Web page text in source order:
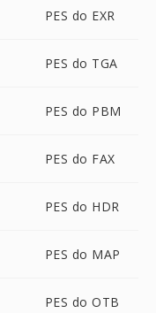
PES do EXR
PES do TGA
PES do PBM
PES do FAX
PES do HDR
PES do MAP
PES do OTB